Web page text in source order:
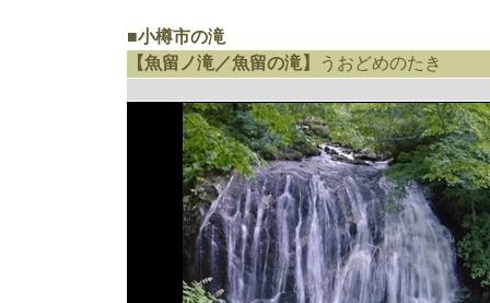
■小樽市の滝
【魚留ノ滝／魚留の滝】
うおどめのたき